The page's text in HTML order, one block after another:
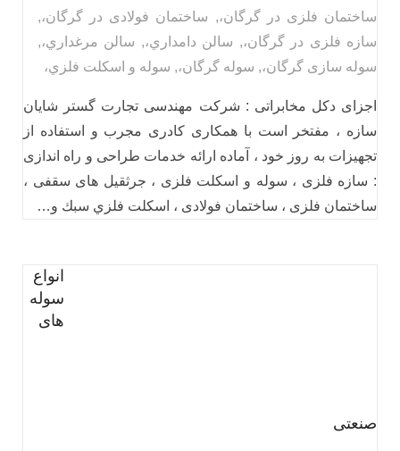
ساختمان فلزی در گرگان،, ساختمان فولادی در گرگان،,
سازه فلزی در گرگان،, سالن دامداري،, سالن مرغداري،,
سوله سازی گرگان،, سوله گرگان،, سوله و اسكلت فلزي،
اجزای دکل مخابراتی : شرکت مهندسی تجارت گستر شایان
سازه ، مفتخر است با همکاری کادری مجرب و استفاده از
تجهیزات به روز خود ، آماده ارائه خدمات طراحی و راه اندازی
: سازه فلزی ، سوله و اسکلت فلزی ، جرثقيل های سقفی ،
ساختمان فلزی ، ساختمان فولادی ، اسكلت فلزي سبك و…
انواع
سوله
های
صنعتی